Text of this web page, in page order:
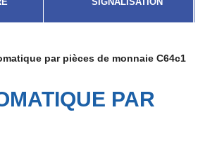
par pièces de monnaie C64c1
PAR